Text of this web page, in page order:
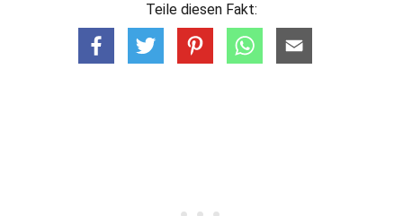
Teile diesen Fakt: